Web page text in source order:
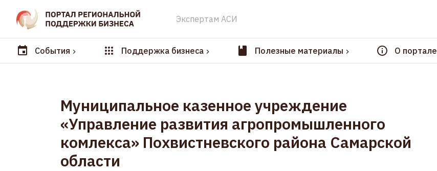
Экспертам АСИ
События Поддержка бизнеса Полезные материалы О портале
Муниципальное казенное учреждение
«Управление развития агропромышленного
комлекса» Похвистневского района Самарской
области